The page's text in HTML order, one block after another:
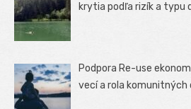
krytia podľa rizík a typu
Podpora Re-use
vecí a rola komunitných